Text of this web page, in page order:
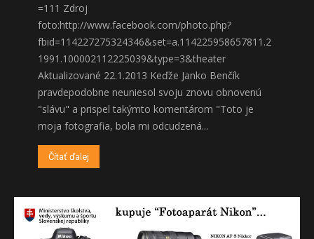
=111 Zdroj
foto:http://www.facebook.com/photo.php?
fbid=114227275324346&set=a.114225958657811.2
1991.100002112225039&type=3&theater
Aktualizované 22.1.2013 Keďže Janko Benčík
pravdepodobne neuniesol svoju znovu obnovenú
"slávu" a prispel takýmto komentárom "Toto je
moja fotografia, bola mi odcudzená...
Čítať ďalej